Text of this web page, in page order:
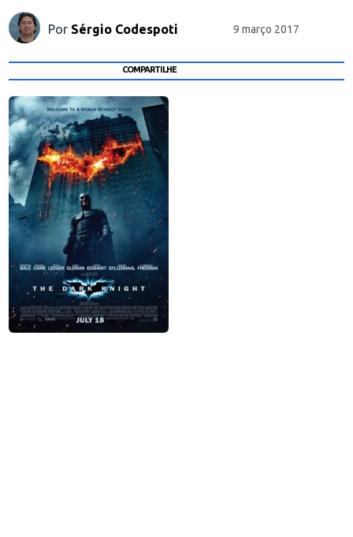
Por Sérgio Codespoti 9 março 2017
COMPARTILHE